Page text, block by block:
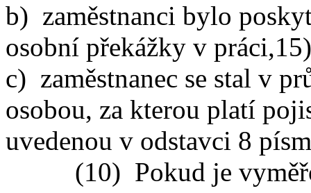
b) zaměstnanci bylo
osobní překážky v práci,15)
c) zaměstnanec se stal v
osobou, za kterou platí
uvedenou v odstavci 8
(10) Pokud je